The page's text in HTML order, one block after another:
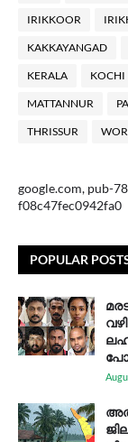
IRIKKOOR
KAKKAYANGAD
KERALA KOCHI
MATTANNUR
THRISSUR
google.com, pub-
f08c47fec0942fa0
POPULAR